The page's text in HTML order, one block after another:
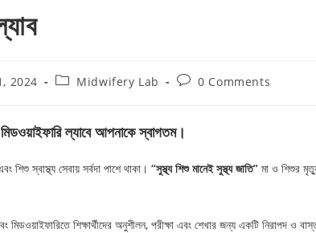
2024
PostMidwifery Lab
Post0 Comments
ল্যাবে আপনাকে স্বাগতম।
শিশু স্বাস্থ্য সেবায় সর্বদা পাশে থাকা। “সুস্থ্য শিশু মানেই সুস্থ্য জাতি” মা ও শিশুর
মিডওয়াইফারিতে শিক্ষার্থীদের অনুশীলন, পরীক্ষা এবং শেখার জন্য একটি নিরাপদ ও